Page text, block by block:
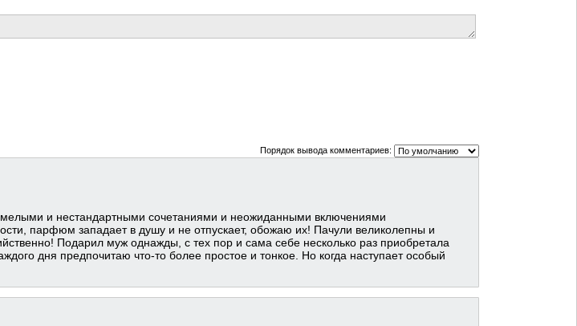
Порядок вывода комментариев:
и нестандартными сочетаниями и неожиданными включениями
парфюм западает в душу и не отпускает, обожаю их! Пачули великолепны и
Подарил муж однажды, с тех пор и сама себе несколько раз приобретала
дня предпочитаю что-то более простое и тонкое. Но когда наступает особый